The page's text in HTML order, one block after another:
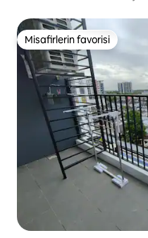
Misafirlerin favorisi
Misafirlerin favorisi